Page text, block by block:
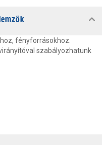
fényforrásokhoz.
szabályozhatunk